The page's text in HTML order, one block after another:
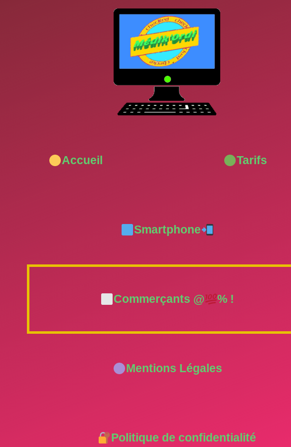
Accueil Tarifs
Smartphone
Commerçants @ % !
Mentions Légales
Politique de confidentialité